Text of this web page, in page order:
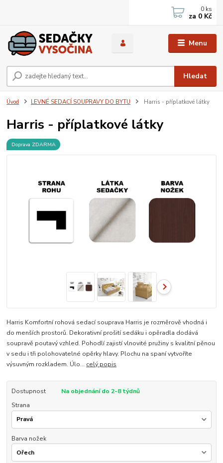
Menu
Hledat
0 ks
za 0 Kč
Úvod LEVNÉ SEDACÍ SOUPRAVY DO BYTU Harris - příplatkové látky
Harris - příplatkové látky
Doprava ZDARMA
Harris Komfortní rohová sedací souprava Harris je rozměrově vhodná i
do menších prostorů. Dekorativní prošití sedáku i opěradla dodává
soupravě poutavý vzhled. Pohodlí zajistí vlnovité pružiny s kvalitní pěnou
v sedu i tři polohovatelné opěrky hlavy. Plochu na spaní vytvoříte
výsuvným rozkladem. Úlo... celý popis
Dostupnost
Na objednání do 2-8 týdnů
Strana
Barva nožek